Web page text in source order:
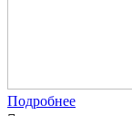
Подробнее